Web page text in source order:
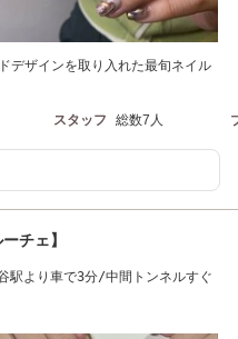
デザインを取り入れた最旬ネイル
スタッフ 総数7人
チェ】
駅より車で3分/中間トンネルすぐ